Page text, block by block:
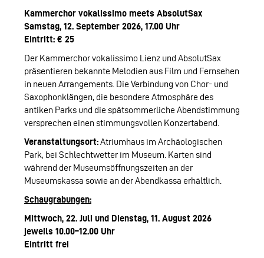
Kammerchor vokalissimo meets AbsolutSax
Samstag, 12. September 2026, 17.00 Uhr
Eintritt: € 25
Der Kammerchor vokalissimo Lienz und AbsolutSax
präsentieren bekannte Melodien aus Film und Fernsehen
in neuen Arrangements. Die Verbindung von Chor- und
Saxophonklängen, die besondere Atmosphäre des
antiken Parks und die spätsommerliche Abendstimmung
versprechen einen stimmungsvollen Konzertabend.
Veranstaltungsort:Atriumhaus im Archäologischen
Park, bei Schlechtwetter im Museum. Karten sind
während der Museumsöffnungszeiten an der
Museumskassa sowie an der Abendkassa erhältlich.
Schaugrabungen:
Mittwoch, 22. Juli und Dienstag, 11. August 2026
jeweils 10.00–12.00 Uhr
Eintritt frei